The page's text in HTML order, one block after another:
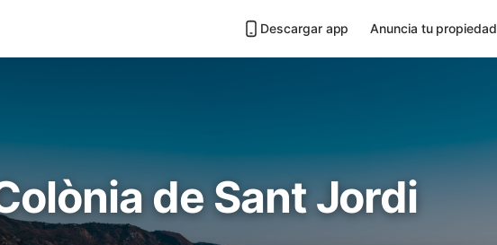
Descargar app Anuncia tu propiedad
de Sant Jordi